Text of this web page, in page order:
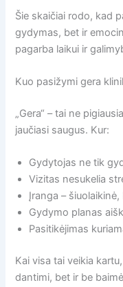
Šie skaičiai rodo, kad
gydymas, bet ir
pagarba laikui ir
Kuo pasižymi gera
„Gera“ – tai ne
jaučiasi saugus. Kur:
Gydytojas ne tik
Vizitas nesukelia
Įranga –
Gydymo planas
Pasitikėjimas
Kai visa tai veikia
dantimi, bet ir be